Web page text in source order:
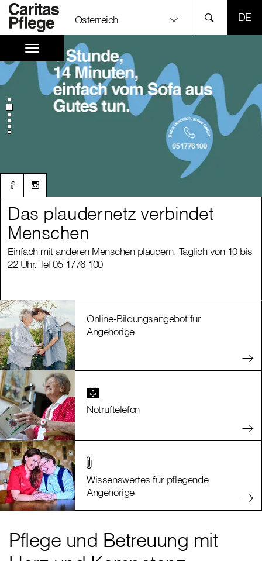
Österreich
Das plaudernetz verbindet
Menschen
Einfach mit anderen Menschen plaudern. Täglich von 10 bis
22 Uhr. Tel 05 1776 100
Das plaudernetz verbindet
Menschen
Einfach mit anderen Menschen plaudern. Täglich von 10 bis
22 Uhr. Tel 05 1776 100
Online-Bildungsangebot für
Angehörige
Notruftelefon
Wissenswertes für pflegende
Angehörige
Pflege und Betreuung mit